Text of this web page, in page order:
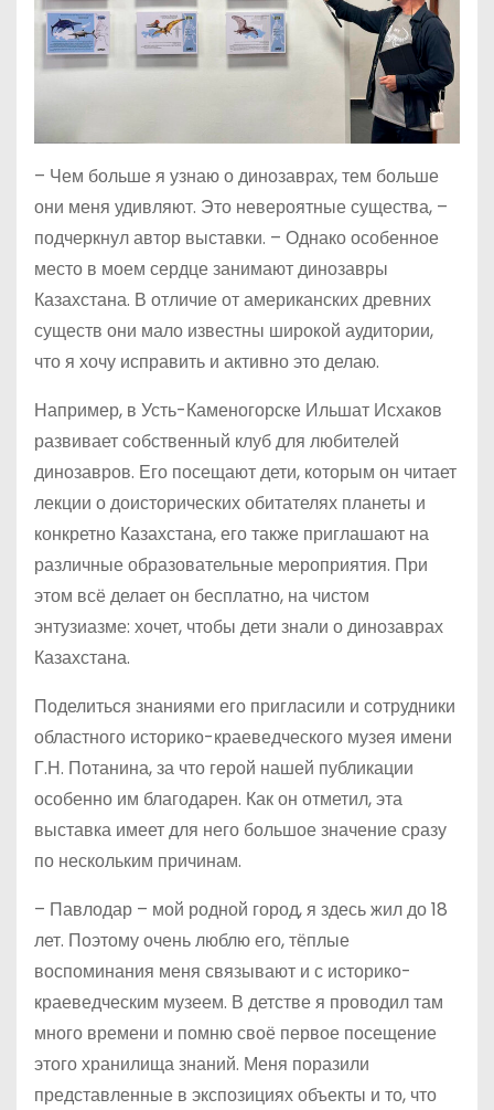
– Чем больше я узнаю о динозаврах, тем больше
они меня удивляют. Это невероятные существа, –
подчеркнул автор выставки. – Однако особенное
место в моем сердце занимают динозавры
Казахстана. В отличие от американских древних
существ они мало известны широкой аудитории,
что я хочу исправить и активно это делаю.
Например, в Усть-Каменогорске Ильшат Исхаков
развивает собственный клуб для любителей
динозавров. Его посещают дети, которым он читает
лекции о доисторических обитателях планеты и
конкретно Казахстана, его также приглашают на
различные образовательные мероприятия. При
этом всё делает он бесплатно, на чистом
энтузиазме: хочет, чтобы дети знали о динозаврах
Казахстана.
Поделиться знаниями его пригласили и сотрудники
областного историко-краеведческого музея имени
Г.Н. Потанина, за что герой нашей публикации
особенно им благодарен. Как он отметил, эта
выставка имеет для него большое значение сразу
по нескольким причинам.
– Павлодар – мой родной город, я здесь жил до 18
лет. Поэтому очень люблю его, тёплые
воспоминания меня связывают и с историко-
краеведческим музеем. В детстве я проводил там
много времени и помню своё первое посещение
этого хранилища знаний. Меня поразили
представленные в экспозициях объекты и то, что